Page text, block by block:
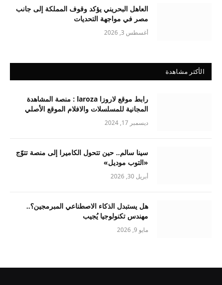
العاهل البحريني يؤكد وقوف المملكة إلى جانب
مصر في مواجهة التحديات
أغسطس 3, 2026
الأكثر مشاهدة
رابط موقع لاروزا laroza : منصة المشاهدة
المجانية للمسلسلات والافلام الموقع الأصلي
ديسمبر 17, 2024
سينا سالم.. حين تتحول الكاميرا إلى منصة تتوّج
«التوب موديل»
أبريل 30, 2026
هل يستبدل الذكاء الاصطناعي المبرمجين؟..
مهندس تكنولوجيا يُجيب
مايو 9, 2026